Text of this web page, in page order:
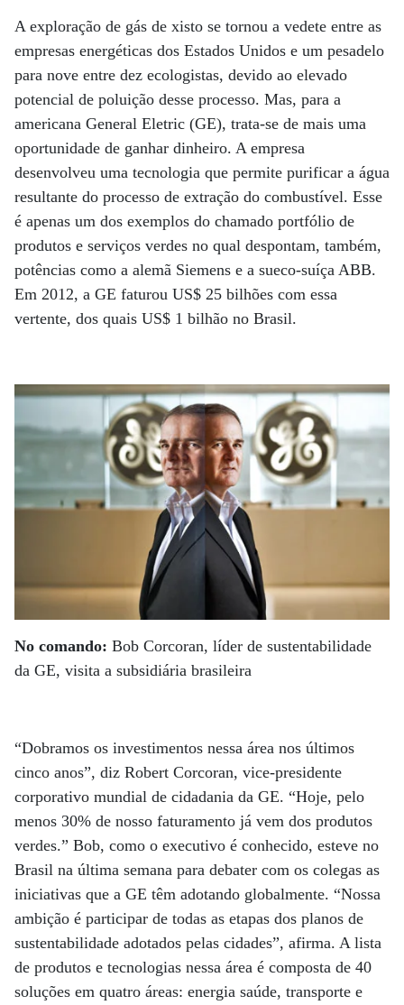
A exploração de gás de xisto se tornou a vedete entre as
empresas energéticas dos Estados Unidos e um pesadelo
para nove entre dez ecologistas, devido ao elevado
potencial de poluição desse processo. Mas, para a
americana General Eletric (GE), trata-se de mais uma
oportunidade de ganhar dinheiro. A empresa
desenvolveu uma tecnologia que permite purificar a água
resultante do processo de extração do combustível. Esse
é apenas um dos exemplos do chamado portfólio de
produtos e serviços verdes no qual despontam, também,
potências como a alemã Siemens e a sueco-suíça ABB.
Em 2012, a GE faturou US$ 25 bilhões com essa
vertente, dos quais US$ 1 bilhão no Brasil.
No comando: Bob Corcoran, líder de sustentabilidade
da GE, visita a subsidiária brasileira
“Dobramos os investimentos nessa área nos últimos
cinco anos”, diz Robert Corcoran, vice-presidente
corporativo mundial de cidadania da GE. “Hoje, pelo
menos 30% de nosso faturamento já vem dos produtos
verdes.” Bob, como o executivo é conhecido, esteve no
Brasil na última semana para debater com os colegas as
iniciativas que a GE têm adotando globalmente. “Nossa
ambição é participar de todas as etapas dos planos de
sustentabilidade adotados pelas cidades”, afirma. A lista
de produtos e tecnologias nessa área é composta de 40
soluções em quatro áreas: energia saúde, transporte e